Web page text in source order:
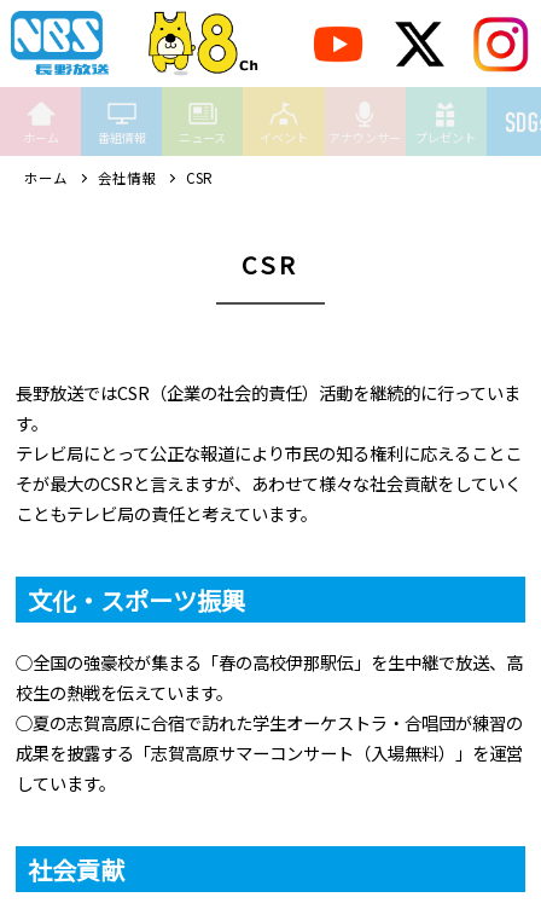
ホーム 番組情報 ニュース イベント アナウンサー プレゼント
ホーム 会社情報 CSR
CSR
長野放送ではCSR（企業の社会的責任）活動を継続的に行っていま
す。
テレビ局にとって公正な報道により市民の知る権利に応えることこ
そが最大のCSRと言えますが、あわせて様々な社会貢献をしていく
こともテレビ局の責任と考えています。
文化・スポーツ振興
○全国の強豪校が集まる「春の高校伊那駅伝」を生中継で放送、高
校生の熱戦を伝えています。
○夏の志賀高原に合宿で訪れた学生オーケストラ・合唱団が練習の
成果を披露する「志賀高原サマーコンサート（入場無料）」を運営
しています。
社会貢献